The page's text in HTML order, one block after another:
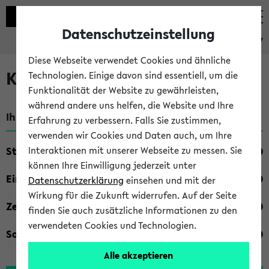
eKVV
Kombisuche im eKVV
Ihre Suchkriterien:
Studienfach
Einrichtung
Zeiten
Sonstiges
Datenschutzeinstellung
Diese Webseite verwendet Cookies und ähnliche
Technologien. Einige davon sind essentiell, um die
Funktionalität der Website zu gewährleisten,
während andere uns helfen, die Website und Ihre
Erfahrung zu verbessern. Falls Sie zustimmen,
verwenden wir Cookies und Daten auch, um Ihre
Interaktionen mit unserer Webseite zu messen. Sie
können Ihre Einwilligung jederzeit unter
Datenschutzerklärung einsehen und mit der
Wirkung für die Zukunft widerrufen. Auf der Seite
finden Sie auch zusätzliche Informationen zu den
verwendeten Cookies und Technologien.
Alle akzeptieren